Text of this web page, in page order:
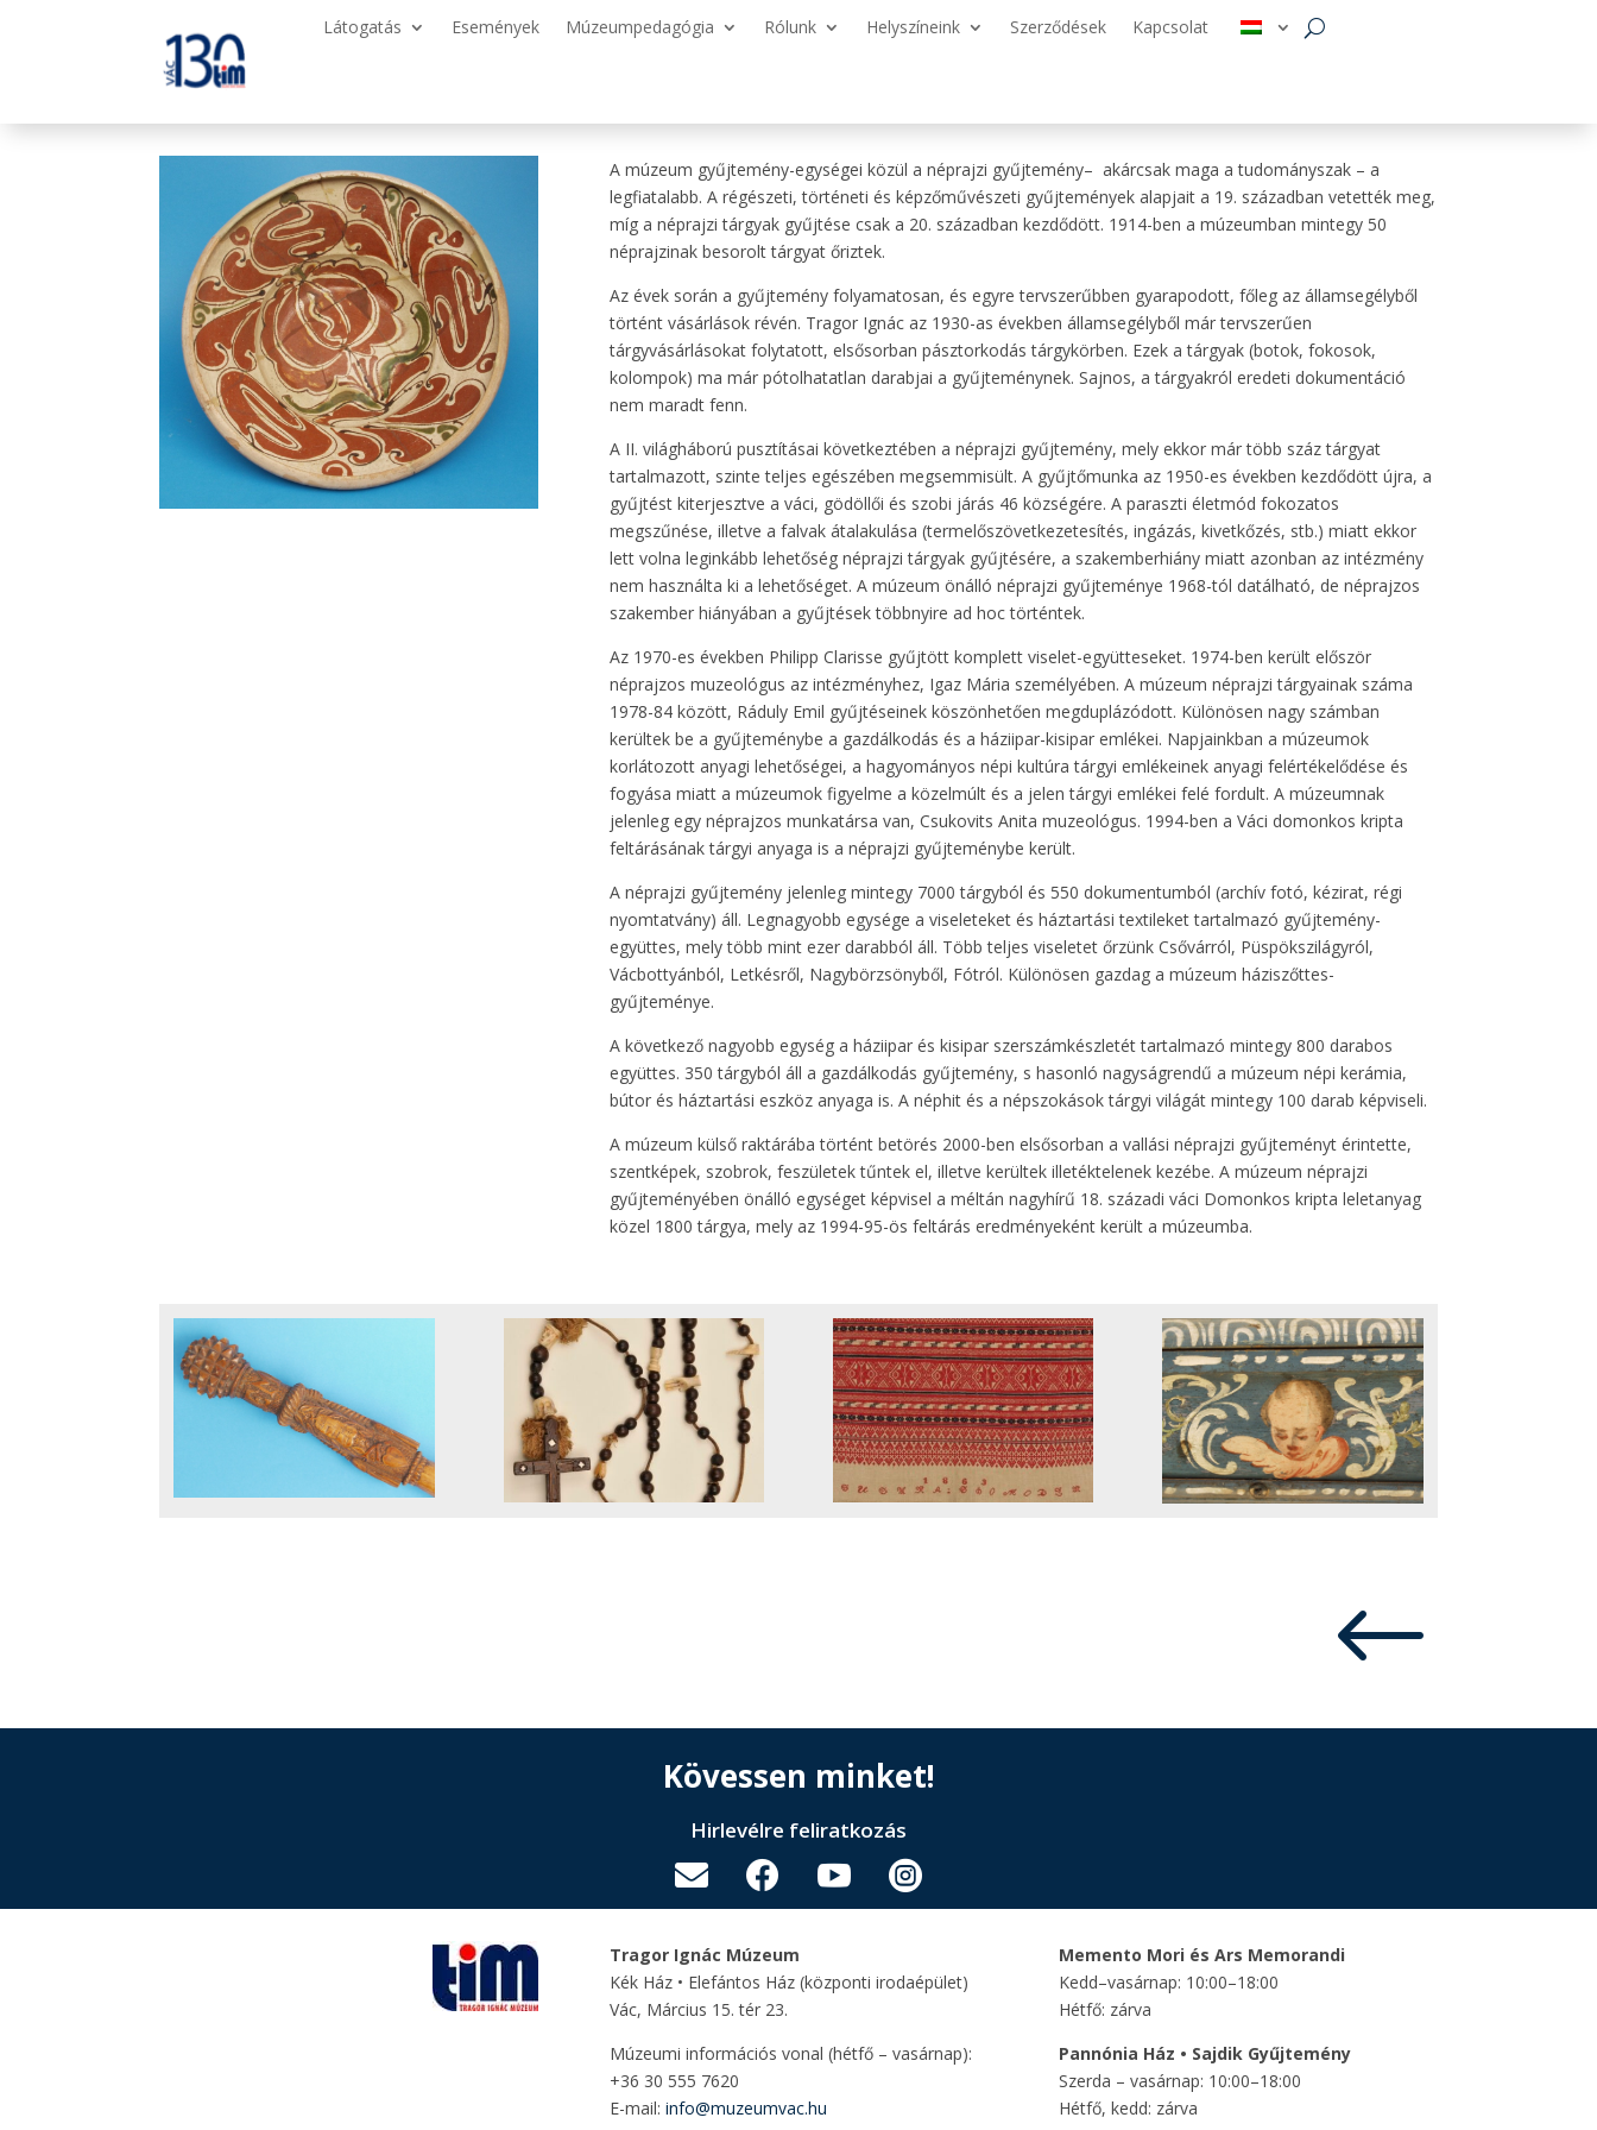
Látogatás Események Múzeumpedagógia Rólunk Helyszíneink Szerződések Kapcsolat
A múzeum gyűjtemény-egységei közül a néprajzi gyűjtemény– akárcsak maga a tudományszak – a
legfiatalabb. A régészeti, történeti és képzőművészeti gyűjtemények alapjait a 19. században vetették meg,
míg a néprajzi tárgyak gyűjtése csak a 20. században kezdődött. 1914-ben a múzeumban mintegy 50
néprajzinak besorolt tárgyat őriztek.
Az évek során a gyűjtemény folyamatosan, és egyre tervszerűbben gyarapodott, főleg az államsegélyből
történt vásárlások révén. Tragor Ignác az 1930-as években államsegélyből már tervszerűen
tárgyvásárlásokat folytatott, elsősorban pásztorkodás tárgykörben. Ezek a tárgyak (botok, fokosok,
kolompok) ma már pótolhatatlan darabjai a gyűjteménynek. Sajnos, a tárgyakról eredeti dokumentáció
nem maradt fenn.
A II. világháború pusztításai következtében a néprajzi gyűjtemény, mely ekkor már több száz tárgyat
tartalmazott, szinte teljes egészében megsemmisült. A gyűjtőmunka az 1950-es években kezdődött újra, a
gyűjtést kiterjesztve a váci, gödöllői és szobi járás 46 községére. A paraszti életmód fokozatos
megszűnése, illetve a falvak átalakulása (termelőszövetkezetesítés, ingázás, kivetkőzés, stb.) miatt ekkor
lett volna leginkább lehetőség néprajzi tárgyak gyűjtésére, a szakemberhiány miatt azonban az intézmény
nem használta ki a lehetőséget. A múzeum önálló néprajzi gyűjteménye 1968-tól datálható, de néprajzos
szakember hiányában a gyűjtések többnyire ad hoc történtek.
Az 1970-es években Philipp Clarisse gyűjtött komplett viselet-együtteseket. 1974-ben került először
néprajzos muzeológus az intézményhez, Igaz Mária személyében. A múzeum néprajzi tárgyainak száma
1978-84 között, Ráduly Emil gyűjtéseinek köszönhetően megduplázódott. Különösen nagy számban
kerültek be a gyűjteménybe a gazdálkodás és a háziipar-kisipar emlékei. Napjainkban a múzeumok
korlátozott anyagi lehetőségei, a hagyományos népi kultúra tárgyi emlékeinek anyagi felértékelődése és
fogyása miatt a múzeumok figyelme a közelmúlt és a jelen tárgyi emlékei felé fordult. A múzeumnak
jelenleg egy néprajzos munkatársa van, Csukovits Anita muzeológus. 1994-ben a Váci domonkos kripta
feltárásának tárgyi anyaga is a néprajzi gyűjteménybe került.
A néprajzi gyűjtemény jelenleg mintegy 7000 tárgyból és 550 dokumentumból (archív fotó, kézirat, régi
nyomtatvány) áll. Legnagyobb egysége a viseleteket és háztartási textileket tartalmazó gyűjtemény-
együttes, mely több mint ezer darabból áll. Több teljes viseletet őrzünk Csővárról, Püspökszilágyról,
Vácbottyánból, Letkésről, Nagybörzsönyből, Fótról. Különösen gazdag a múzeum háziszőttes-
gyűjteménye.
A következő nagyobb egység a háziipar és kisipar szerszámkészletét tartalmazó mintegy 800 darabos
együttes. 350 tárgyból áll a gazdálkodás gyűjtemény, s hasonló nagyságrendű a múzeum népi kerámia,
bútor és háztartási eszköz anyaga is. A néphit és a népszokások tárgyi világát mintegy 100 darab képviseli.
A múzeum külső raktárába történt betörés 2000-ben elsősorban a vallási néprajzi gyűjteményt érintette,
szentképek, szobrok, feszületek tűntek el, illetve kerültek illetéktelenek kezébe. A múzeum néprajzi
gyűjteményében önálló egységet képvisel a méltán nagyhírű 18. századi váci Domonkos kripta leletanyag
közel 1800 tárgya, mely az 1994-95-ös feltárás eredményeként került a múzeumba.
#
Kövessen minket!
Hirlevélre feliratkozás
   
Tragor Ignác Múzeum
Kék Ház • Elefántos Ház (központi irodaépület)
Vác, Március 15. tér 23.
Múzeumi információs vonal (hétfő – vasárnap):
+36 30 555 7620
E-mail: info@muzeumvac.hu
Memento Mori és Ars Memorandi
Kedd–vasárnap: 10:00–18:00
Hétfő: zárva
Pannónia Ház • Sajdik Gyűjtemény
Szerda – vasárnap: 10:00–18:00
Hétfő, kedd: zárva